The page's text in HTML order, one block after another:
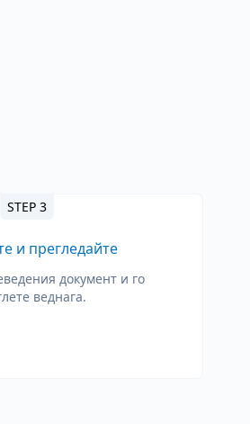
STEP 3
и прегледайте
документ и го
веднага.